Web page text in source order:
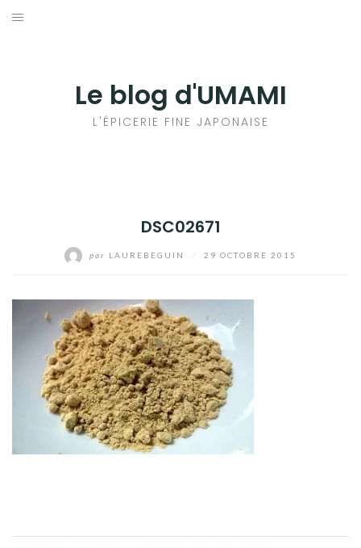
Aller
Le blog d'UMAMI
L'ÉPICERIE FINE JAPONAISE
DSC02671
par LAUREBEGUIN 29 OCTOBRE 2015